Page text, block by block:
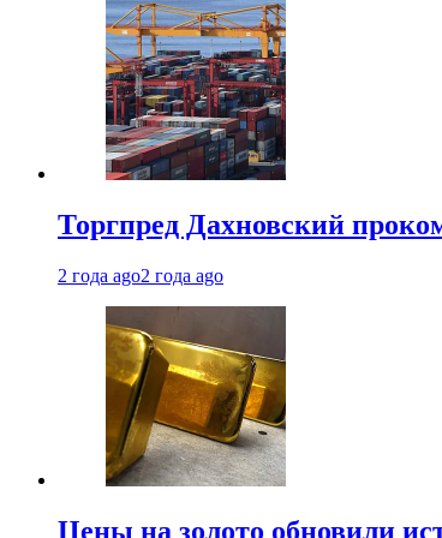
Торгпред Дахновский
2 года ago2 года ago
Цены на золото обновили